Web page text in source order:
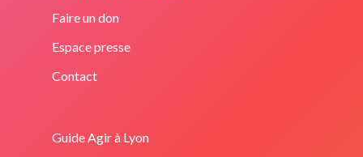
Faire un don
Espace presse
Contact
Guide Agir à Lyon